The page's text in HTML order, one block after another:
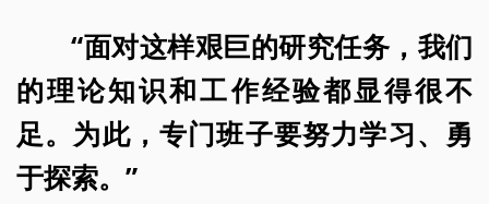
“面对这样艰巨的研究任务，我们
的理论知识和工作经验都显得很不
足。为此，专门班子要努力学习、勇
于探索。”